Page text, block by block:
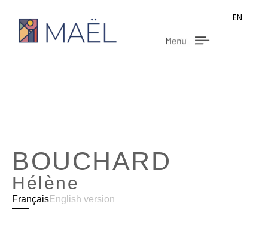
EN
BOUCHARD
Hélène
FrançaisEnglish version